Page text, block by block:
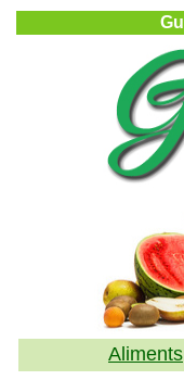
Aliments